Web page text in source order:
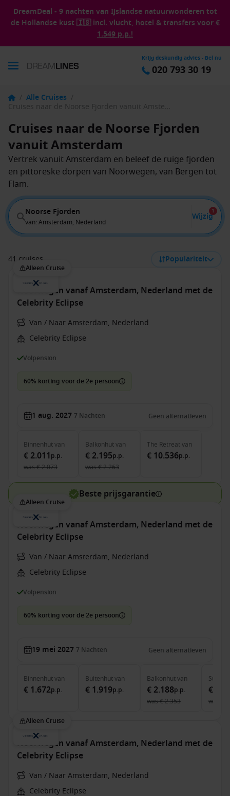
DreamDeal - 9 nachten van IJslandse natuurwonderen tot
de Hollandse kust 🇮🇸 incl. vlucht, hotel & transfers voor €
1.549 p.p.!
Krijg deskundig advies - Bel nu
020 793 30 19
/ Alle Cruises /
Cruises naar de Noorse Fjorden vanuit Amsterdam
Cruises naar de Noorse Fjorden
vanuit Amsterdam
Vertrek vanuit Amsterdam en beleef de ruige fjorden
en pittoreske dorpen van Noorwegen, van Bergen tot
Flam.
Noorse Fjorden
van: Amsterdam, Nederland
Wijzig
1
41 cruises Populariteit
Alleen Cruise
Noorwegen vanaf Amsterdam, Nederland met de
Celebrity Eclipse
Van / Naar Amsterdam, Nederland
Celebrity Eclipse
Volpension
60% korting voor de 2e persoon
1 aug. 2027 7 Nachten Geen alternatieven
Binnenhutvan
€ 2.011 p.p.
was€ 2.073
Balkonhutvan
€ 2.195p.p.
was€ 2.263
The Retreatvan
€ 10.536p.p.
Beste prijsgarantie
Alleen Cruise
Noorwegen vanaf Amsterdam, Nederland met de
Celebrity Eclipse
Van / Naar Amsterdam, Nederland
Celebrity Eclipse
Volpension
60% korting voor de 2e persoon
19 mei 2027 7 Nachten Geen alternatieven
Binnenhutvan
€ 1.672p.p.
Buitenhutvan
€ 1.919p.p.
Balkonhutvan
€ 2.188p.p.
was€ 2.353
Suite
€
was
Alleen Cruise
Noorwegen vanaf Amsterdam, Nederland met de
Celebrity Eclipse
Van / Naar Amsterdam, Nederland
Celebrity Eclipse